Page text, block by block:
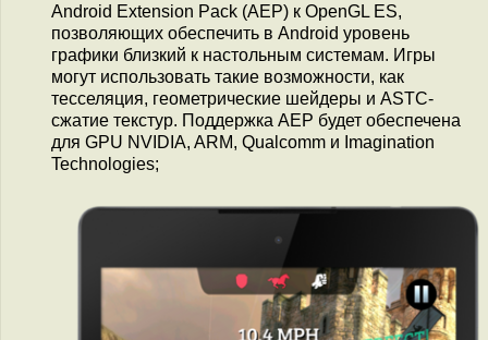
Android Extension Pack (AEP) к OpenGL ES,
позволяющих обеспечить в Android уровень
графики близкий к настольным системам. Игры
могут использовать такие возможности, как
тесселяция, геометрические шейдеры и ASTC-
сжатие текстур. Поддержка AEP будет обеспечена
для GPU NVIDIA, ARM, Qualcomm и Imagination
Technologies;